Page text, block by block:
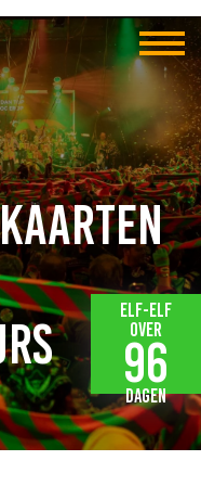
Elf-elf
over
96
dagen